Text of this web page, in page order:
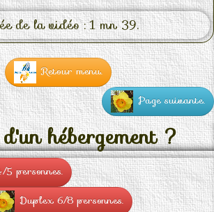
de la vidéo : 1 mn 39.
Retour menu.
Page suivante.
hébergement ?
personnes.
Duplex 6/8 personnes.